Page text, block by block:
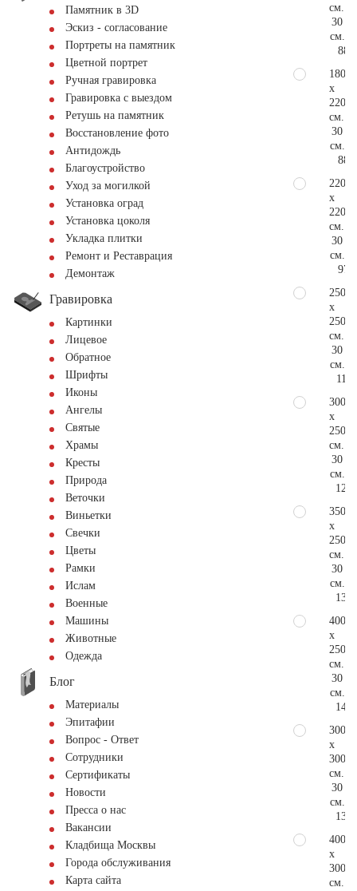
Памятник в 3D
Эскиз - согласование
Портреты на памятник
Цветной портрет
Ручная гравировка
Гравировка с выездом
Ретушь на памятник
Восстановление фото
Антидождь
Благоустройство
Уход за могилкой
Установка оград
Установка цоколя
Укладка плитки
Ремонт и Реставрация
Демонтаж
Гравировка
Картинки
Лицевое
Обратное
Шрифты
Иконы
Ангелы
Святые
Храмы
Кресты
Природа
Веточки
Виньетки
Свечки
Цветы
Рамки
Ислам
Военные
Машины
Животные
Одежда
Блог
Материалы
Эпитафии
Вопрос - Ответ
Сотрудники
Сертификаты
Новости
Пресса о нас
Вакансии
Кладбища Москвы
Города обслуживания
Карта сайта
см.
30
см.
180
x
220
см.
30
см.
220
x
220
см.
30
см.
250
x
250
см.
30
см.
300
x
250
см.
30
см.
350
x
250
см.
30
см.
400
x
250
см.
30
см.
300
x
300
см.
30
см.
400
x
300
см.